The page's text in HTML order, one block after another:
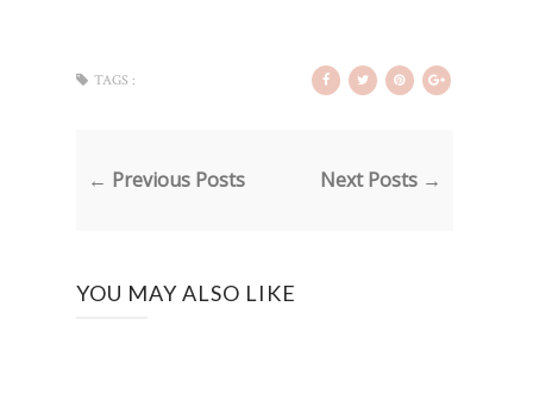
TAGS :
← Previous Posts Next Posts →
YOU MAY ALSO LIKE